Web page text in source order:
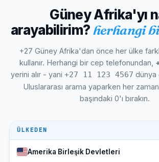
Stellenbosch
Paarl
Soweto
Sandton
Hoş geldiniz
Vereeniging
Güney Afrika'yı
arayabilirim?herhangi
+27 Güney Afrika'dan önce her ülke
kullanır. Herhangi bir cep telefonundan,
yerini alır - yani +27 11 123 4567 dünya
Uluslararası arama yaparken her
başındaki 0'ı bırakın.
ÜLKEDEN
Amerika Birleşik Devletleri